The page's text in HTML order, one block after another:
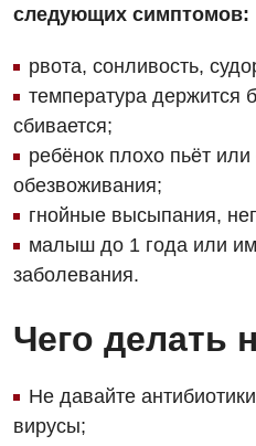
Отделение интенсивной
Отделение неотложных
Оториноларингология
Офтальмологическое
Педиатрическое отделение
Пульмонология
Сосудистая хирургия
Терапевтическое отделение
следующих симптомов:
рвота, сонливость,
температура держится
сбивается;
ребёнок плохо пьёт или
обезвоживания;
гнойные высыпания,
малыш до 1 года или
заболевания.
Чего делать
Не давайте
вирусы;